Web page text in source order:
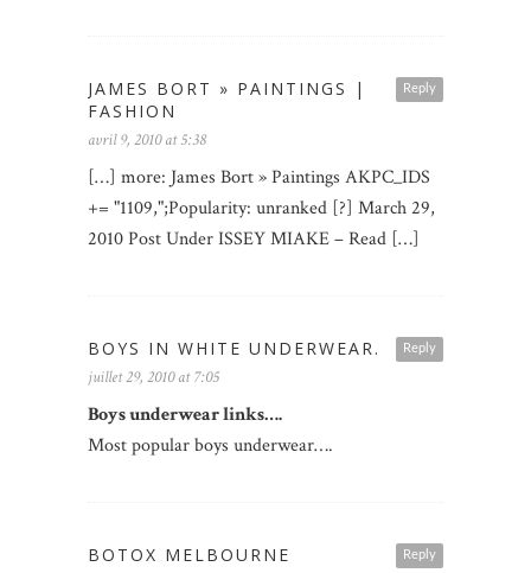
Reply
JAMES BORT » PAINTINGS |
FASHION
avril 9, 2010 at 5:38
[…] more: James Bort » Paintings AKPC_IDS
+= "1109,";Popularity: unranked [?] March 29,
2010 Post Under ISSEY MIAKE – Read […]
Reply
BOYS IN WHITE UNDERWEAR.
juillet 29, 2010 at 7:05
Boys underwear links….
Most popular boys underwear….
Reply
BOTOX MELBOURNE